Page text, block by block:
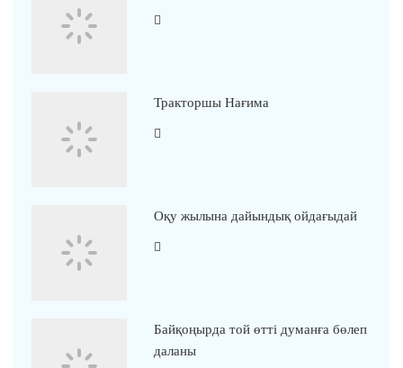
Тракторшы Нағима
Оқу жылына дайындық ойдағыдай
Байқоңырда той өтті думанға бөлеп
даланы